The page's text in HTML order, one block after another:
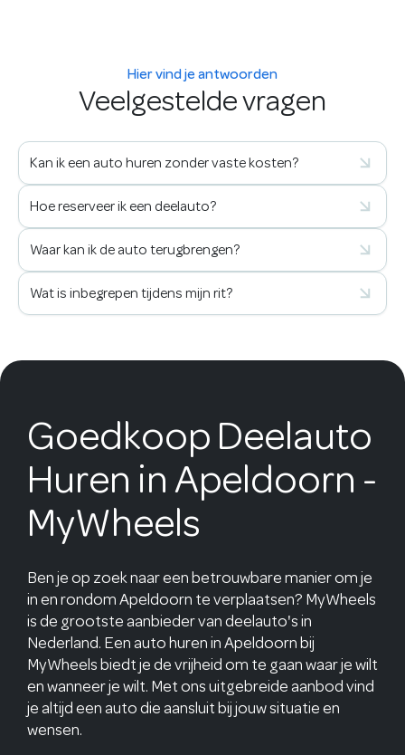
Hier vind je antwoorden
Veelgestelde vragen
Kan ik een auto huren zonder vaste kosten?
Hoe reserveer ik een deelauto?
Waar kan ik de auto terugbrengen?
Wat is inbegrepen tijdens mijn rit?
Goedkoop Deelauto
Huren in Apeldoorn -
MyWheels
Ben je op zoek naar een betrouwbare manier om je
in en rondom Apeldoorn te verplaatsen? MyWheels
is de grootste aanbieder van deelauto's in
Nederland. Een auto huren in Apeldoorn bij
MyWheels biedt je de vrijheid om te gaan waar je wilt
en wanneer je wilt. Met ons uitgebreide aanbod vind
je altijd een auto die aansluit bij jouw situatie en
wensen.